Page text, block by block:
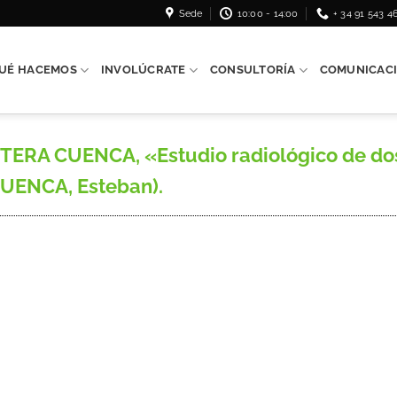
Sede 10:00 - 14:00 + 34 91 543
HACEMOS INVOLÚCRATE CONSULTORÍA
CUENCA, «Estudio radiológico de
Esteban).